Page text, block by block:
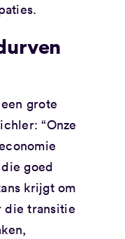
grote
“Onze
goed
krijgt om
die transitie